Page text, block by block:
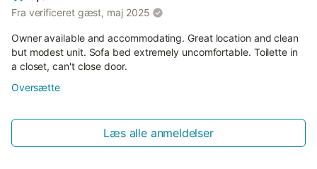
Fra verificeret gæst, maj 2025
Owner available and accommodating. Great location and clean
but modest unit. Sofa bed extremely uncomfortable. Toilette in
a closet, can't close door.
Oversætte
Læs alle anmeldelser